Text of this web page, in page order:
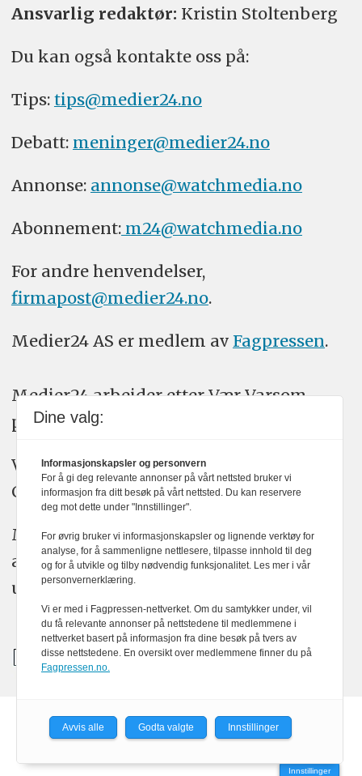
Ansvarlig redaktør: Kristin Stoltenberg
Du kan også kontakte oss på:
Tips: tips@medier24.no
Debatt: meninger@medier24.no
Annonse: annonse@watchmedia.no
Abonnement:m24@watchmedia.no
For andre henvendelser,
firmapost@medier24.no.
Medier24 AS er medlem av Fagpressen.
Medier24 arbeider etter Vær Varsom-
plakatens regler for god presseskikk.
Vi bruker KI-verktøy som ChatGPT,
Claude, og Gemini i journalistikken vår.
Medier24s redaksjon har alltid det fulle
ansvar for publisert innhold, med eller
uten bruk av kunstig intelligens.
Powered by Labrador CMS
Innstillinger
Dine valg:
Informasjonskapsler og personvern
For å gi deg relevante annonser på vårt nettsted bruker vi
informasjon fra ditt besøk på vårt nettsted. Du kan reservere
deg mot dette under "Innstillinger".
For øvrig bruker vi informasjonskapsler og lignende verktøy for
analyse, for å sammenligne nettlesere, tilpasse innhold til deg
og for å utvikle og tilby nødvendig funksjonalitet. Les mer i vår
personvernerklæring.
Vi er med i Fagpressen-nettverket. Om du samtykker under, vil
du få relevante annonser på nettstedene til medlemmene i
nettverket basert på informasjon fra dine besøk på tvers av
disse nettstedene. En oversikt over medlemmene finner du på
Fagpressen.no.
Avvis alle Godta valgte Innstillinger